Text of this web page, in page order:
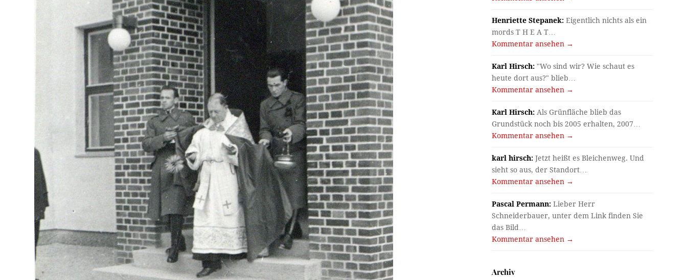
Henriette Stepanek: Eigentlich nichts als ein
mords T H E A T…
Kommentar ansehen →
Karl Hirsch: "Wo sind wir? Wie schaut es
heute dort aus?" blieb…
Kommentar ansehen →
Karl Hirsch: Als Grünfläche blieb das
Grundstück noch bis 2005 erhalten, 2007…
Kommentar ansehen →
karl hirsch: Jetzt heißt es Bleichenweg. Und
sieht so aus, der Standort…
Kommentar ansehen →
Pascal Permann: Lieber Herr
Schneiderbauer, unter dem Link finden Sie
das Bild…
Kommentar ansehen →
Archiv